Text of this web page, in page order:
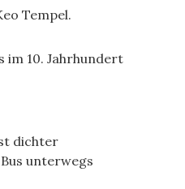
Tempel.
im 10. Jahrhundert
dichter
unterwegs